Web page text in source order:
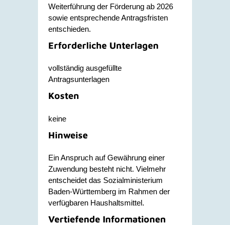
Weiterführung der Förderung ab 2026
sowie entsprechende Antragsfristen
entschieden.
Erforderliche Unterlagen
vollständig ausgefüllte
Antragsunterlagen
Kosten
keine
Hinweise
Ein Anspruch auf Gewährung einer
Zuwendung besteht nicht. Vielmehr
entscheidet das Sozialministerium
Baden-Württemberg im Rahmen der
verfügbaren Haushaltsmittel.
Vertiefende Informationen